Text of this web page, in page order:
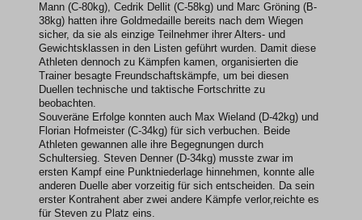
Mann (C-80kg), Cedrik Dellit (C-58kg) und Marc Gröning (B-
38kg) hatten ihre Goldmedaille bereits nach dem Wiegen
sicher, da sie als einzige Teilnehmer ihrer Alters- und
Gewichtsklassen in den Listen geführt wurden. Damit diese
Athleten dennoch zu Kämpfen kamen, organisierten die
Trainer besagte Freundschaftskämpfe, um bei diesen
Duellen technische und taktische Fortschritte zu
beobachten.
Souveräne Erfolge konnten auch Max Wieland (D-42kg) und
Florian Hofmeister (C-34kg) für sich verbuchen. Beide
Athleten gewannen alle ihre Begegnungen durch
Schultersieg. Steven Denner (D-34kg) musste zwar im
ersten Kampf eine Punktniederlage hinnehmen, konnte alle
anderen Duelle aber vorzeitig für sich entscheiden. Da sein
erster Kontrahent aber zwei andere Kämpfe verlor,reichte es
für Steven zu Platz eins.